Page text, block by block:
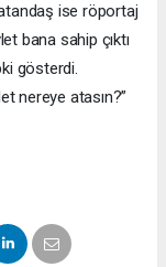
ise röportaj
bana sahip çıktı
gösterdi.
nereye atasın?”